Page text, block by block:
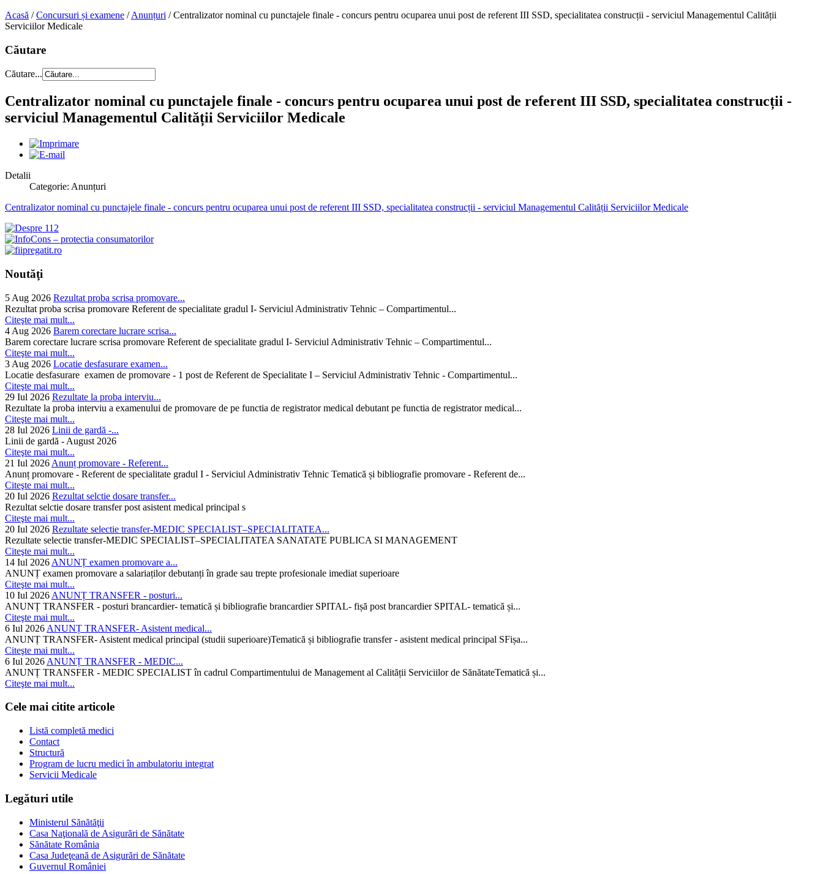
Acasă /Concursuri și examene /Anunțuri /Centralizator nominal cu punctajele finale - concurs pentru ocuparea unui post de referent III SSD, specialitatea construcții - serviciul Managementul Calității
Serviciilor Medicale
Căutare
Căutare...
Centralizator nominal cu punctajele finale - concurs pentru ocuparea unui post de referent III SSD, specialitatea construcții -
serviciul Managementul Calității Serviciilor Medicale
Detalii
Categorie: Anunțuri
Centralizator nominal cu punctajele finale - concurs pentru ocuparea unui post de referent III SSD, specialitatea construcții - serviciul Managementul Calității Serviciilor Medicale
Noutăţi
5 Aug 2026 Rezultat proba scrisa promovare...
Rezultat proba scrisa promovare Referent de specialitate gradul I- Serviciul Administrativ Tehnic – Compartimentul...
Citeşte mai mult...
4 Aug 2026 Barem corectare lucrare scrisa...
Barem corectare lucrare scrisa promovare Referent de specialitate gradul I- Serviciul Administrativ Tehnic – Compartimentul...
Citeşte mai mult...
3 Aug 2026 Locatie desfasurare examen...
Locatie desfasurare examen de promovare - 1 post de Referent de Specialitate I – Serviciul Administrativ Tehnic - Compartimentul...
Citeşte mai mult...
29 Iul 2026 Rezultate la proba interviu...
Rezultate la proba interviu a examenului de promovare de pe functia de registrator medical debutant pe functia de registrator medical...
Citeşte mai mult...
28 Iul 2026 Linii de gardă -...
Linii de gardă - August 2026
Citeşte mai mult...
21 Iul 2026 Anunț promovare - Referent...
Anunț promovare - Referent de specialitate gradul I - Serviciul Administrativ Tehnic Tematică și bibliografie promovare - Referent de...
Citeşte mai mult...
20 Iul 2026 Rezultat selctie dosare transfer...
Rezultat selctie dosare transfer post asistent medical principal s
Citeşte mai mult...
20 Iul 2026 Rezultate selectie transfer-MEDIC SPECIALIST–SPECIALITATEA...
Rezultate selectie transfer-MEDIC SPECIALIST–SPECIALITATEA SANATATE PUBLICA SI MANAGEMENT
Citeşte mai mult...
14 Iul 2026 ANUNȚ examen promovare a...
ANUNȚ examen promovare a salariaților debutanți în grade sau trepte profesionale imediat superioare
Citeşte mai mult...
10 Iul 2026 ANUNȚ TRANSFER - posturi...
ANUNȚ TRANSFER - posturi brancardier- tematică și bibliografie brancardier SPITAL- fișă post brancardier SPITAL- tematică și...
Citeşte mai mult...
6 Iul 2026 ANUNȚ TRANSFER- Asistent medical...
ANUNȚ TRANSFER- Asistent medical principal (studii superioare)Tematică și bibliografie transfer - asistent medical principal SFișa...
Citeşte mai mult...
6 Iul 2026 ANUNȚ TRANSFER - MEDIC...
ANUNȚ TRANSFER - MEDIC SPECIALIST în cadrul Compartimentului de Management al Calității Serviciilor de SănătateTematică și...
Citeşte mai mult...
Cele mai citite articole
Listă completă medici
Contact
Structură
Program de lucru medici în ambulatoriu integrat
Servicii Medicale
Legături utile
Ministerul Sănătăţii
Casa Naţională de Asigurări de Sănătate
Sănătate România
Casa Judeţeană de Asigurări de Sănătate
Guvernul României